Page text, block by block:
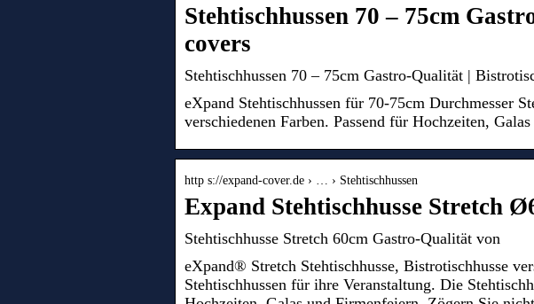
Stehtischhussen 70 – 75cm
covers
Stehtischhussen 70 – 75cm Gastro-Qualität |
eXpand Stehtischhussen für 70-75cm Durchmesser
verschiedenen Farben. Passend für Hochzeiten,
http s://expand-cover.de › … › Stehtischhussen
Expand Stehtischhusse Stretch
Stehtischhusse Stretch 60cm Gastro-Qualität von
eXpand® Stretch Stehtischhusse, Bistrotischhusse
Stehtischhussen für ihre Veranstaltung. Die